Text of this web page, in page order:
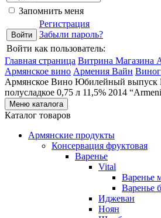
Запомнить меня
Регистрация
Забыли пароль?
Войти как пользователь:
Главная страница Витрина Магазина
Армянское вино Армения Вайн
Армянское Вино Юбилейный выпуск
полусладкое 0,75 л 11,5% 2014
Меню каталога
Каталог товаров
Армянские продукты
Консервация фруктовая
Варенье
Vital
Варенье
Варенье
Иджеван
Ноян